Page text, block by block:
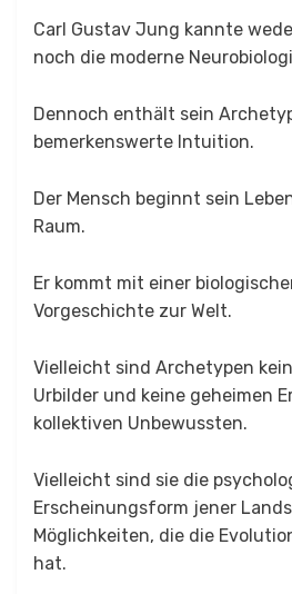
Carl Gustav Jung kannte
noch die moderne
Dennoch enthält sein
bemerkenswerte Intuition.
Der Mensch beginnt sein
Raum.
Er kommt mit einer
Vorgeschichte zur Welt.
Vielleicht sind Archetypen
Urbilder und keine geheimen
kollektiven Unbewussten.
Vielleicht sind sie die
Erscheinungsform jener
Möglichkeiten, die die
hat.